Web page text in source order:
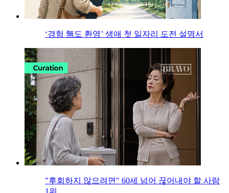
‘경험 無도 환영’ 생애 첫 일자리 도전 설명서
"후회하지 않으려면" 60세 넘어 끊어내야 할 사람